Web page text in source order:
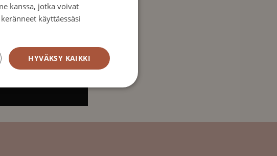
kanssa, jotka voivat
käyttäessäsi
HYVÄKSY KAIKKI